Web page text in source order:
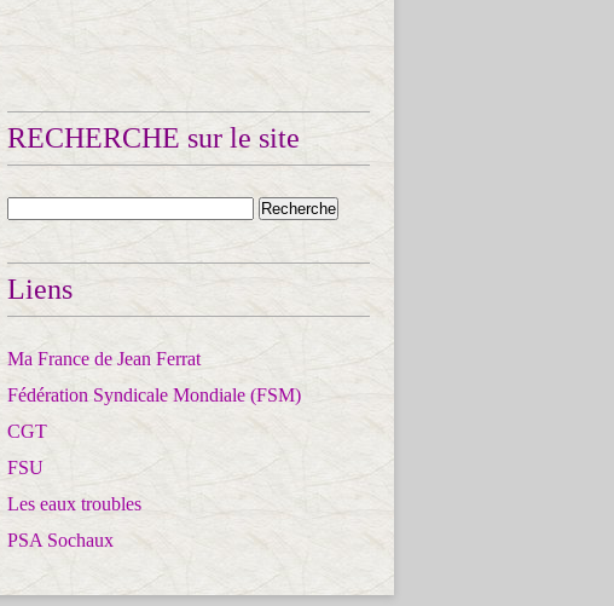
RECHERCHE sur le site
Liens
Ma France de Jean Ferrat
Fédération Syndicale Mondiale (FSM)
CGT
FSU
Les eaux troubles
PSA Sochaux